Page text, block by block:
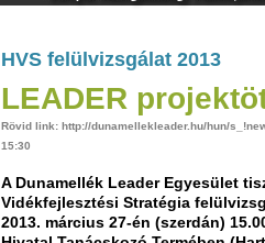
HVS felülvizsgálat 2013
LEADER
Rövid link: http://dunamellekleader.hu/hun/
15:30
A Dunamellék Leader Egyesület
Vidékfejlesztési Stratégia
2013. március 27-én (szerdán)